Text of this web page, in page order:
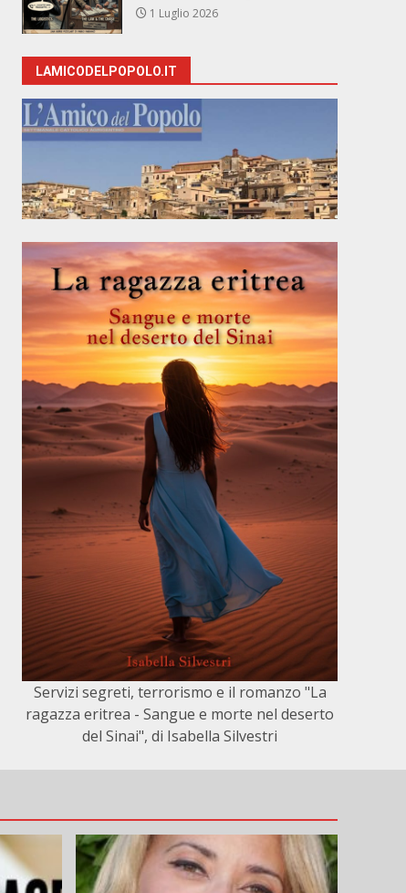
1 Luglio 2026
LAMICODELPOPOLO.IT
Servizi segreti, terrorismo e il romanzo "La
ragazza eritrea - Sangue e morte nel deserto
del Sinai", di Isabella Silvestri